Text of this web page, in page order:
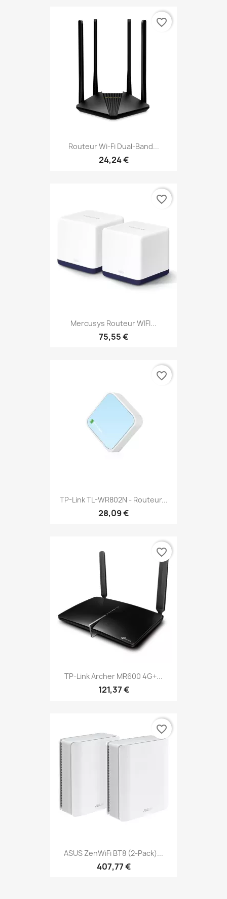
Routeur Wi-Fi Dual-Band...
24,24 €
favorite_border
Mercusys Routeur WIFI...
75,55 €
favorite_border
TP-Link TL-WR802N - Routeur...
28,09 €
favorite_border
TP-Link Archer MR600 4G+...
121,37 €
favorite_border
ASUS ZenWiFi BT8 (2-Pack)...
407,77 €
favorite_border